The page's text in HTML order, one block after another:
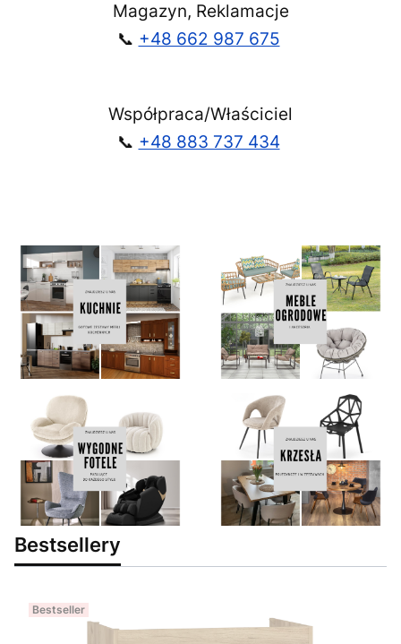
Magazyn, Reklamacje
📞 +48 662 987 675
Współpraca/Właściciel
📞 +48 883 737 434
Bestsellery
Bestseller